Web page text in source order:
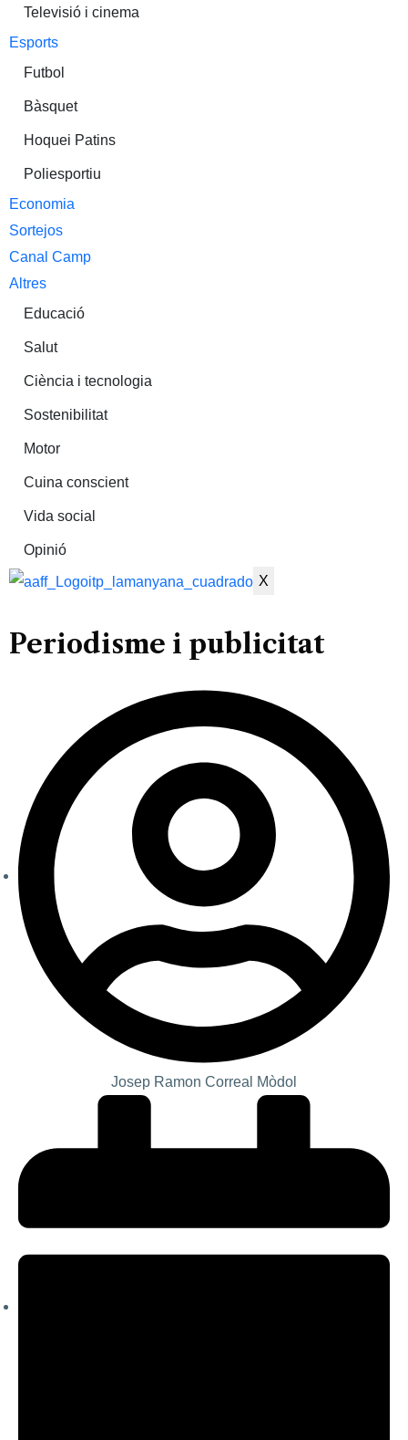
Televisió i cinema
Esports
Futbol
Bàsquet
Hoquei Patins
Poliesportiu
Economia
Sortejos
Canal Camp
Altres
Educació
Salut
Ciència i tecnologia
Sostenibilitat
Motor
Cuina conscient
Vida social
Opinió
X
Periodisme i publicitat
Josep Ramon Correal Mòdol